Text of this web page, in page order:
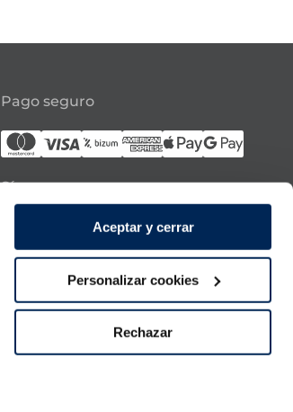
Aceptar y cerrar
Personalizar cookies
Rechazar
Pago seguro
Síguenos